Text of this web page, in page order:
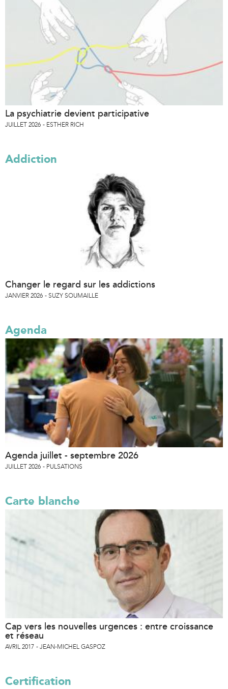
La psychiatrie devient participative
JUILLET 2026 ESTHER RICH
Addiction
Changer le regard sur les addictions
JANVIER 2026 SUZY SOUMAILLE
Agenda
Agenda juillet - septembre 2026
JUILLET 2026 PULSATIONS
Carte blanche
Cap vers les nouvelles urgences : entre croissance
et réseau
AVRIL 2017 JEAN-MICHEL GASPOZ
Certification